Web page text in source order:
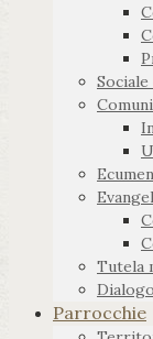
Tutela
Parrocchie